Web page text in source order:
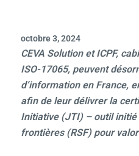
octobre 3, 2024
CEVA Solution et ICPF,
ISO-17065, peuvent
d’information en France,
afin de leur délivrer la
Initiative (JTI) – outil initié
frontières (RSF) pour